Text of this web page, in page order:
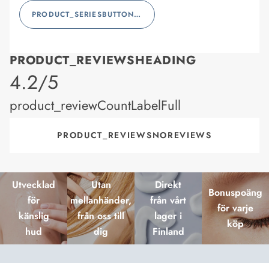
PRODUCT_SERIESBUTTONLABEL
PRODUCT_REVIEWSHEADING
product_rating
4.2/5
product_reviewCountLabelFull
PRODUCT_REVIEWSNOREVIEWS
Utvecklad
för
känslig
hud
Utan
mellanhänder,
från oss till
dig
Direkt
från vårt
lager i
Finland
Bonuspoäng
för varje
köp